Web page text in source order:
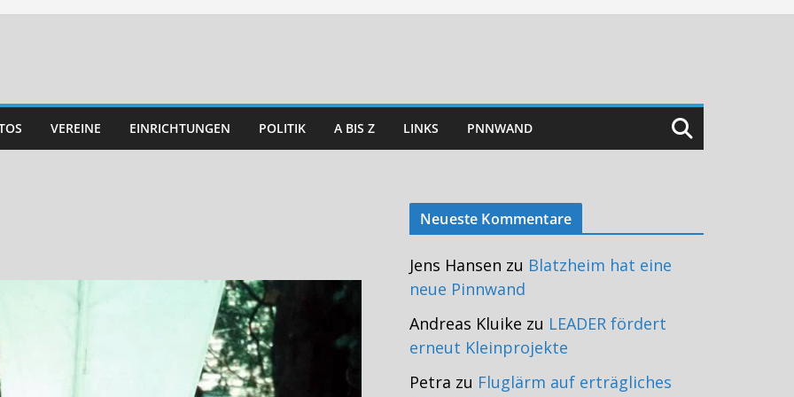
VEREINE EINRICHTUNGEN POLITIK A BIS Z LINKS PNNWAND
Neueste Kommentare
Jens Hansen zu Blatzheim hat eine
neue Pinnwand
Andreas Kluike zu LEADER fördert
erneut Kleinprojekte
Petra zu Fluglärm auf erträgliches